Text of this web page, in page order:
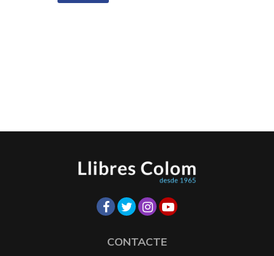
CONTACTE